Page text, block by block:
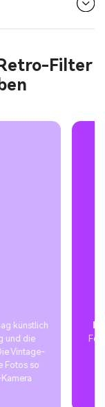
Filter
den Vintage-
geteilt. Die
mochten die
Bearbeitung im
viral.